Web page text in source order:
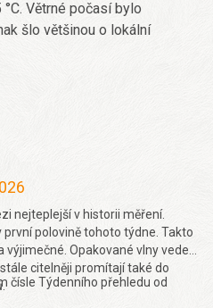
Větrné počasí bylo
šlo většinou o lokální
nejteplejší v historii měření.
polovině tohoto týdne. Takto
Opakované vlny veder
citelněji promítají také do
čísle Týdenního přehledu od